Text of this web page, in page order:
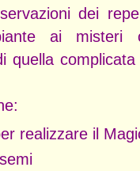
dei
ai
quella
realizzare il